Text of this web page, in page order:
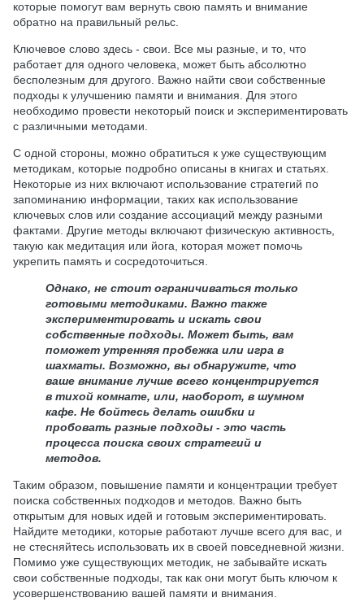
которые помогут вам вернуть свою память и внимание
обратно на правильный рельс.
Ключевое слово здесь - свои. Все мы разные, и то, что
работает для одного человека, может быть абсолютно
бесполезным для другого. Важно найти свои собственные
подходы к улучшению памяти и внимания. Для этого
необходимо провести некоторый поиск и экспериментировать
с различными методами.
С одной стороны, можно обратиться к уже существующим
методикам, которые подробно описаны в книгах и статьях.
Некоторые из них включают использование стратегий по
запоминанию информации, таких как использование
ключевых слов или создание ассоциаций между разными
фактами. Другие методы включают физическую активность,
такую как медитация или йога, которая может помочь
укрепить память и сосредоточиться.
Однако, не стоит ограничиваться только
готовыми методиками. Важно также
экспериментировать и искать свои
собственные подходы. Может быть, вам
поможет утренняя пробежка или игра в
шахматы. Возможно, вы обнаружите, что
ваше внимание лучше всего концентрируется
в тихой комнате, или, наоборот, в шумном
кафе. Не бойтесь делать ошибки и
пробовать разные подходы - это часть
процесса поиска своих стратегий и
методов.
Таким образом, повышение памяти и концентрации требует
поиска собственных подходов и методов. Важно быть
открытым для новых идей и готовым экспериментировать.
Найдите методики, которые работают лучше всего для вас, и
не стесняйтесь использовать их в своей повседневной жизни.
Помимо уже существующих методик, не забывайте искать
свои собственные подходы, так как они могут быть ключом к
усовершенствованию вашей памяти и внимания.